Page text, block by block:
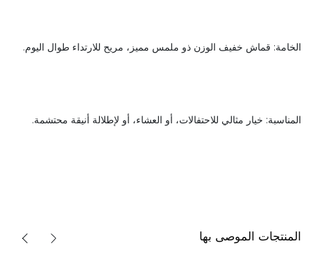
الخامة: قماش خفيف الوزن ذو ملمس مميز، مريح للارتداء طوال اليوم.
المناسبة: خيار مثالي للاحتفالات، أو العشاء، أو لإطلالة أنيقة محتشمة.
المنتجات الموصى بها